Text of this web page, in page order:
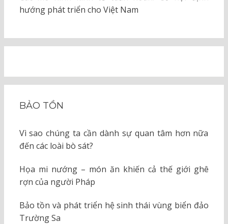
hướng phát triển cho Việt Nam
BẢO TỒN
Vì sao chúng ta cần dành sự quan tâm hơn nữa
đến các loài bò sát?
Họa mi nướng – món ăn khiến cả thế giới ghê
rợn của người Pháp
Bảo tồn và phát triển hệ sinh thái vùng biển đảo
Trường Sa